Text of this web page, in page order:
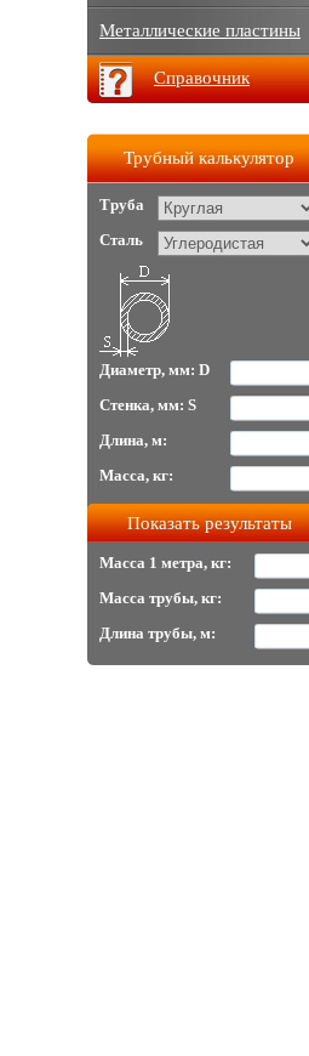
Металлические пластины
Справочник
Трубный калькулятор
Труба
Сталь
Диаметр, мм: D
Стенка, мм: S
Длина, м:
Масса, кг:
Масса 1 метра, кг:
Масса трубы, кг:
Длина трубы, м: